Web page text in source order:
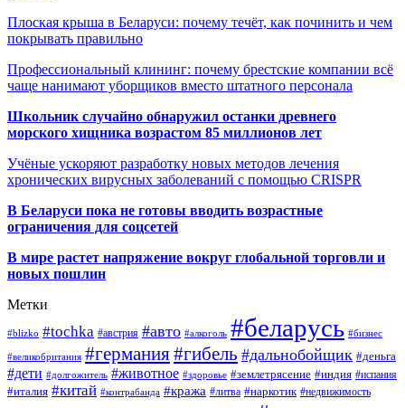
Плоская крыша в Беларуси: почему течёт, как починить и чем
покрывать правильно
Профессиональный клининг: почему брестские компании всё
чаще нанимают уборщиков вместо штатного персонала
Школьник случайно обнаружил останки древнего
морского хищника возрастом 85 миллионов лет
Учёные ускоряют разработку новых методов лечения
хронических вирусных заболеваний с помощью CRISPR
В Беларуси пока не готовы вводить возрастные
ограничения для соцсетей
В мире растет напряжение вокруг глобальной торговли и
новых пошлин
Метки
#blizko #tochka #австрия #авто #алкоголь #беларусь #бизнес
#великобритания #германия#гибель #дальнобойщик #деньга
#дети #долгожитель #животное #здоровье #землетрясение #индия #испания
#италия #китай #контрабанда #кража #литва #наркотик #недвижимость